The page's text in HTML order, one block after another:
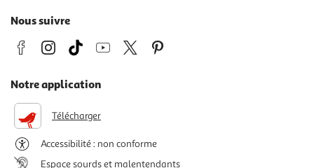
Nous suivre
Notre application
Télécharger
Accessibilité : non conforme
Espace sourds et malentendants